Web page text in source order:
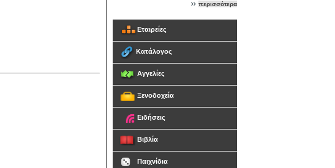
περισσότερα
Εταιρείες
Κατάλογος
Αγγελίες
Ξενοδοχεία
Ειδήσεις
Βιβλία
Παιχνίδια